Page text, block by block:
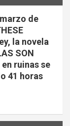
de
la novela
SON
ruinas se
41 horas